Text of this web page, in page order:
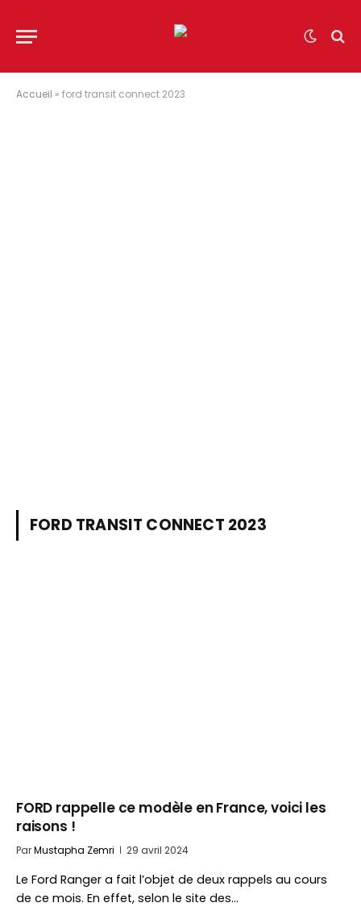
Accueil » ford transit connect 2023
FORD TRANSIT CONNECT 2023
FORD rappelle ce modèle en France, voici les
raisons !
ParMustapha Zemri 29 avril 2024
Le Ford Ranger a fait l’objet de deux rappels au cours
de ce mois. En effet, selon le site des…